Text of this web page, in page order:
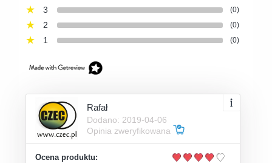
3 (0)
2 (0)
1 (0)
Rafał
Dodano: 2019-04-06
Opinia zweryfikowana
Ocena produktu: